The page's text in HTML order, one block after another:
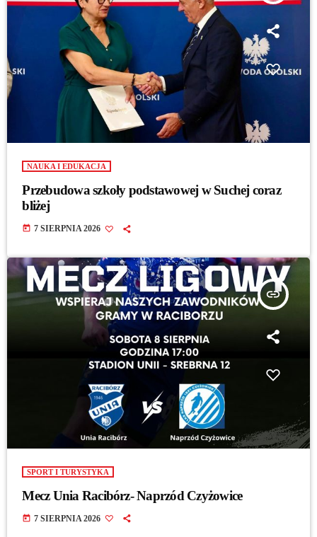
NAUKA I EDUKACJA
Przebudowa szkoły podstawowej w Suchej coraz
bliżej
today 7 SIERPNIA 2026
insert_link
SPORT I TURYSTYKA
Mecz Unia Racibórz- Naprzód Czyżowice
today 7 SIERPNIA 2026